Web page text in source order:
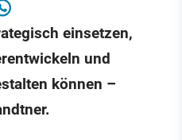
einsetzen,
und
können –